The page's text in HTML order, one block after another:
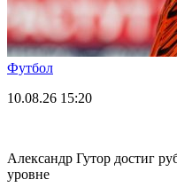
Футбол
10.08.26 15:20
Александр Гутор достиг
уровне